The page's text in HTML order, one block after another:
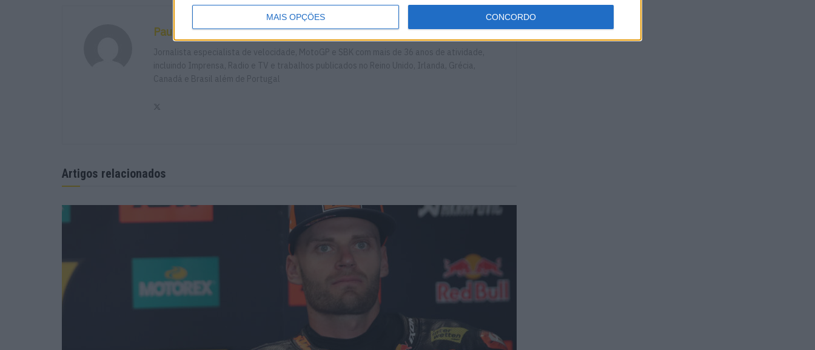
MAIS OPÇÕES CONCORDO
Paulo Araújo
Jornalista especialista de velocidade, MotoGP e SBK com mais de 36 anos de atividade,
incluindo Imprensa, Radio e TV e trabalhos publicados no Reino Unido, Irlanda, Grécia,
Canadá e Brasil além de Portugal
Artigos relacionados